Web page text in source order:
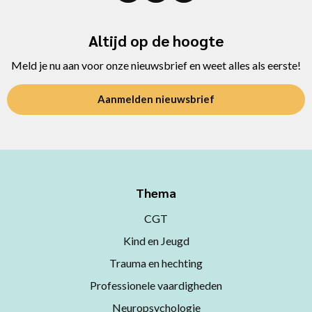
Altijd op de hoogte
Meld je nu aan voor onze nieuwsbrief en weet alles als eerste!
Aanmelden nieuwsbrief
Thema
CGT
Kind en Jeugd
Trauma en hechting
Professionele vaardigheden
Neuropsychologie